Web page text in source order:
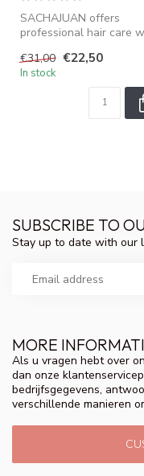
SACHAJUAN offers
professional hair care
Nourishes, s...
€31,00 €22,50
In stock
MORE
Als u vragen hebt over
dan onze
bedrijfsgegevens,
verschillende manieren
SUBSCRIBE TO
Stay up to date with our